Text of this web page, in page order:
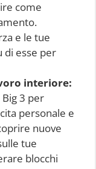
come
e le tue
di esse per
interiore:
Big 3 per
personale e
nuove
tue
blocchi